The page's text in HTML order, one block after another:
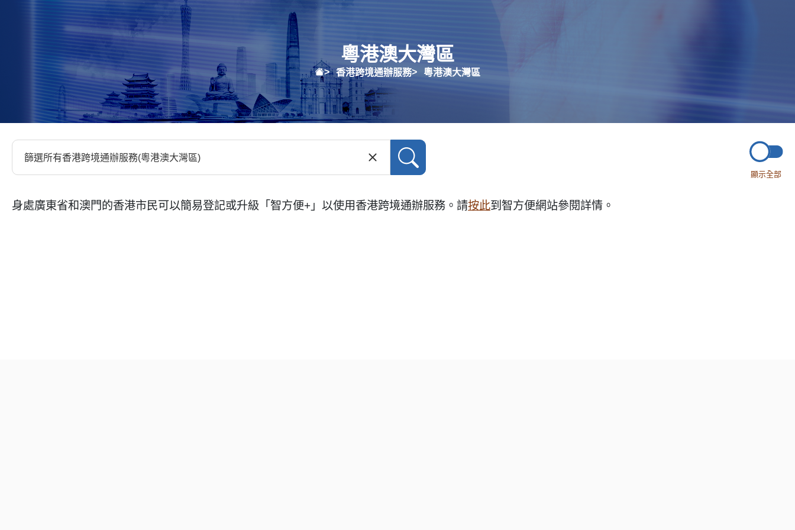
粵港澳大灣區
香港跨境通辦服務 粵港澳大灣區
顯示全部
身處廣東省和澳門的香港市民可以簡易登記或升級「智方便+」以使用香港跨境通辦服務。請按此到智方便網站參閱詳情。